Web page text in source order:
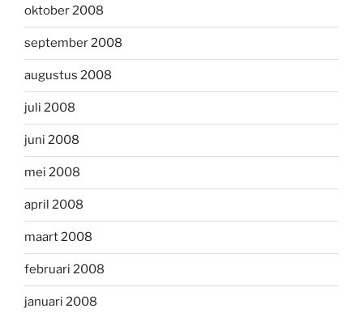
oktober 2008
september 2008
augustus 2008
juli 2008
juni 2008
mei 2008
april 2008
maart 2008
februari 2008
januari 2008